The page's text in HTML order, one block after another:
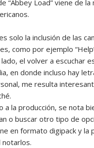
“Abbey Load” viene de
solo la inclusión de las
como por ejemplo
el volver a escuchar
en donde incluso hay
me resulta
a la producción, se nota
o buscar otro tipo de
en formato digipack y
notarlos.